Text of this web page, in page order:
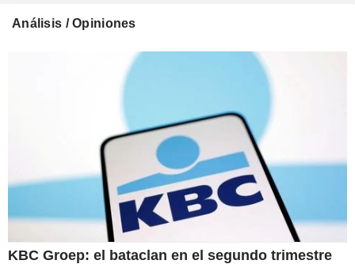
Análisis / Opiniones
KBC Groep: el bataclan en el segundo trimestre